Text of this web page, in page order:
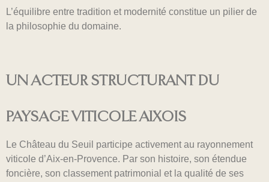
L’équilibre entre tradition et modernité constitue un pilier de
la philosophie du domaine.
UN ACTEUR STRUCTURANT DU
PAYSAGE VITICOLE AIXOIS
Le Château du Seuil participe activement au rayonnement
viticole d’Aix-en-Provence. Par son histoire, son étendue
foncière, son classement patrimonial et la qualité de ses